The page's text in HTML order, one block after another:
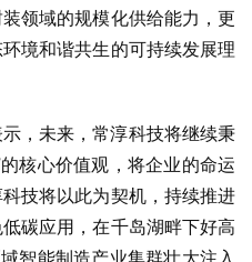
领域的规模化供给能力，更
境和谐共生的可持续发展理
，未来，常淳科技将继续秉
核心价值观，将企业的命运
技将以此为契机，持续推进
碳应用，在千岛湖畔下好高